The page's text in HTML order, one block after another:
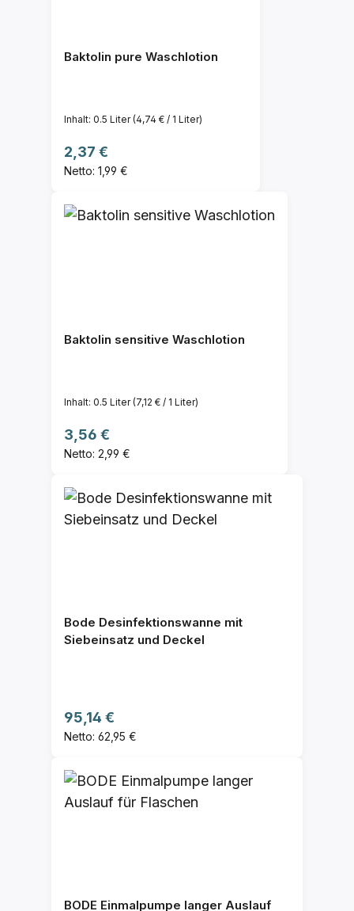
Baktolin pure Waschlotion
Inhalt: 0.5 Liter(4,74 € / 1 Liter)
Regulärer Preis:
2,37 €
Netto: 1,99 €
Baktolin sensitive Waschlotion
Inhalt: 0.5 Liter(7,12 € / 1 Liter)
Regulärer Preis:
3,56 €
Netto: 2,99 €
Bode Desinfektionswanne mit
Siebeinsatz und Deckel
Regulärer Preis:
95,14 €
Netto: 62,95 €
BODE Einmalpumpe langer Auslauf